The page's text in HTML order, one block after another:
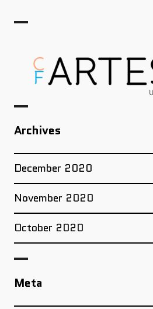
Archives
December 2020
November 2020
October 2020
Meta